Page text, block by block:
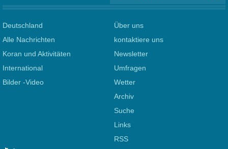
Deutschland
Alle Nachrichten
Koran und Aktivitäten
International
Bilder -Video
Über uns
kontaktiere uns
Newsletter
Umfragen
Wetter
Archiv
Suche
Links
RSS